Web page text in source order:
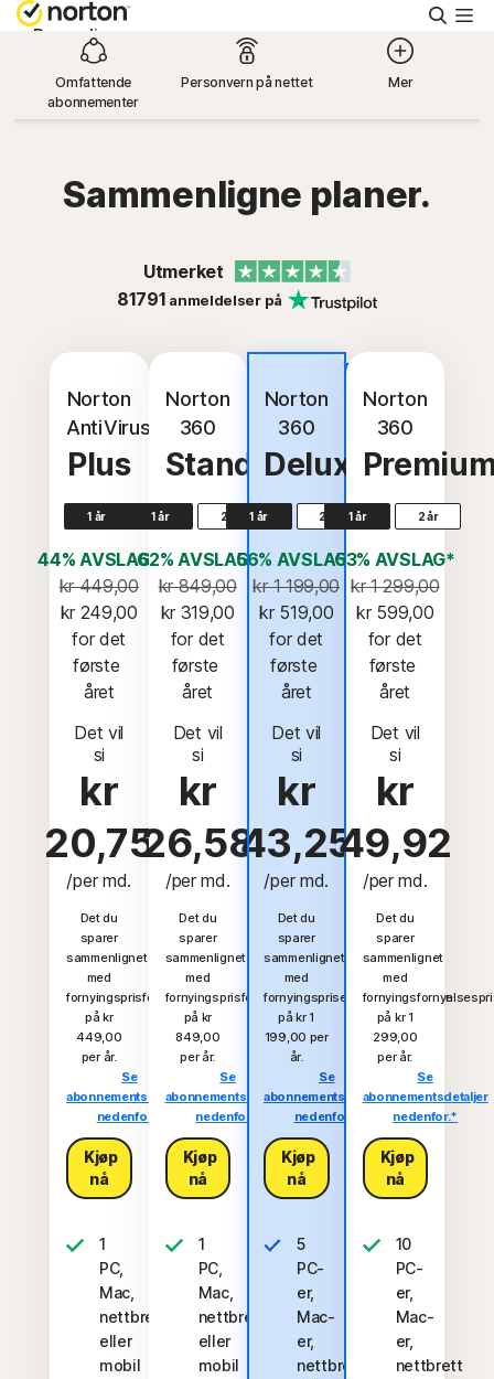
Søk
Personlig
Small Business
Brukerstøtte
Logg på
Omfattende
abonnementer
Personvern på nettet Mer
Sammenligne planer.
Utmerket
81791 anmeldelser på
Norton
AntiVirus
Plus
1 år
44% AVSLAG*
kr 449,00
kr 249,00
for det
første
året
Det vil
si
kr
20,75
/per md.
Det du
sparer
sammenlignet
med
fornyingsprisfornyelsesprisen
på kr
449,00
per år.
Se
abonnementsdetaljer
nedenfor.*
Kjøp
nå
1
PC,
Mac,
nettbrett
eller
mobil
Norton
360
Standard
1 år 2 år
62% AVSLAG*
kr 849,00
kr 319,00
første
året
Det vil
si
kr
26,58
/per md.
Det du
sparer
sammenlignet
med
fornyingsprisfornyelsesprisen
på kr
849,00
per år.
Se
abonnementsdetaljer
nedenfor.*
Kjøp
nå
1
PC,
Mac,
nettbrett
eller
mobil
avtale
Norton
360
Deluxe
1 år 2 år
56% AVSLAG*
kr 1 199,00
kr 519,00
for det
første
året
Det vil
si
kr
43,25
/per md.
Det du
sparer
sammenlignet
med
fornyingsprisenfornyelsesprisen
på kr 1
199,00 per
år.
Se
abonnementsdetaljer
nedenfor.*
Kjøp
nå
5
PC-
er,
Mac-
er,
nettbrett
Norton
360
1 år 2 år
53% AVSLAG*
kr 1 299,00
kr 599,00
første
året
Det vil
si
kr
49,92
/per md.
Det du
sparer
sammenlignet
med
på kr 1
299,00
per år.
Se
abonnementsdetaljer
nedenfor.*
Kjøp
nå
10
PC-
er,
Mac-
er,
nettbrett